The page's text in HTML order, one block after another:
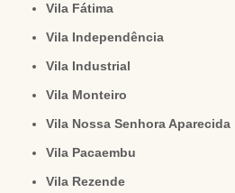
Vila Fátima
Vila Independência
Vila Industrial
Vila Monteiro
Vila Nossa Senhora Aparecida
Vila Pacaembu
Vila Rezende